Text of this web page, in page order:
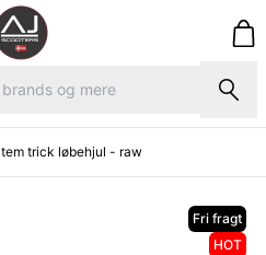
trick løbehjul - raw
Fri fragt
HOT